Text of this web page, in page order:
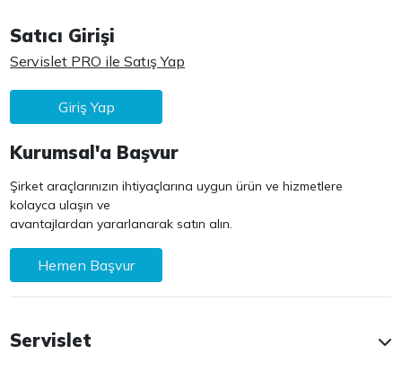
Satıcı Girişi
Servislet PRO ile Satış Yap
Giriş Yap
Kurumsal'a Başvur
Şirket araçlarınızın ihtiyaçlarına uygun ürün ve hizmetlere
kolayca ulaşın ve
avantajlardan yararlanarak satın alın.
Hemen Başvur
Servislet